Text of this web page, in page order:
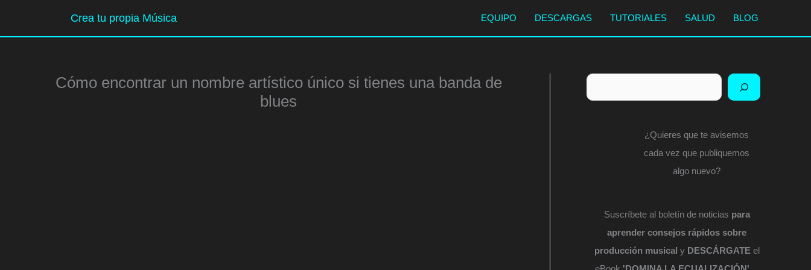
contenido
Crea tu propia Música EQUIPO DESCARGAS TUTORIALES SALUD BLOG
Cómo encontrar un nombre artístico único si tienes una banda de
blues
Buscar
¿Quieres que te avisemos
cada vez que publiquemos
algo nuevo?
Suscríbete al boletín de noticias para
aprender consejos rápidos sobre
producción musical y DESCÁRGATEel